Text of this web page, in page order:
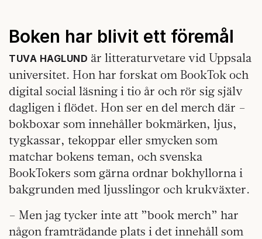
Boken har blivit ett föremål
TUVA HAGLUND är litteraturvetare vid Uppsala
universitet. Hon har forskat om BookTok och
digital social läsning i tio år och rör sig själv
dagligen i flödet. Hon ser en del merch där –
bokboxar som innehåller bokmärken, ljus,
tygkassar, tekoppar eller smycken som
matchar bokens teman, och svenska
BookTokers som gärna ordnar bokhyllorna i
bakgrunden med ljusslingor och krukväxter.
– Men jag tycker inte att ”book merch” har
någon framträdande plats i det innehåll som